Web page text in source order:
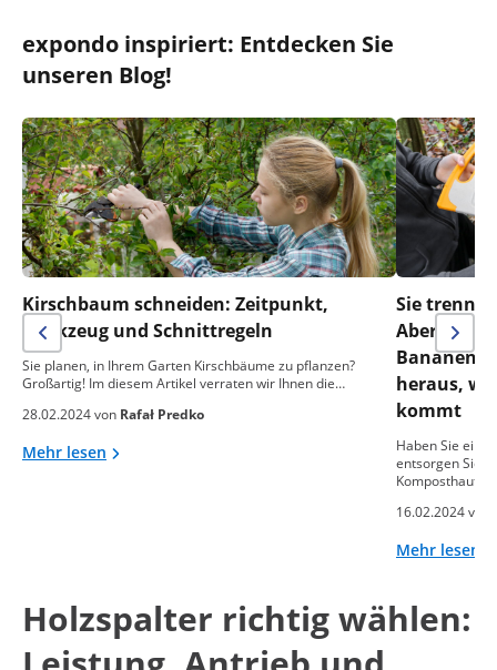
expondo inspiriert: Entdecken Sie
unseren Blog!
Kirschbaum schneiden: Zeitpunkt,
Werkzeug und Schnittregeln
Sie planen, in Ihrem Garten Kirschbäume zu pflanzen?
Großartig! Im diesem Artikel verraten wir Ihnen die…
28.02.2024 von Rafał Predko
Mehr lesen
Sie
Aber was
heraus,
kommt
Haben Sie
entsorgen Sie
16.02.2024 von
Mehr lesen
Holzspalter richtig wählen: